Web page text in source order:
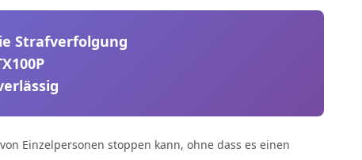
Strafverfolgung
Einzelpersonen stoppen kann, ohne dass es einen